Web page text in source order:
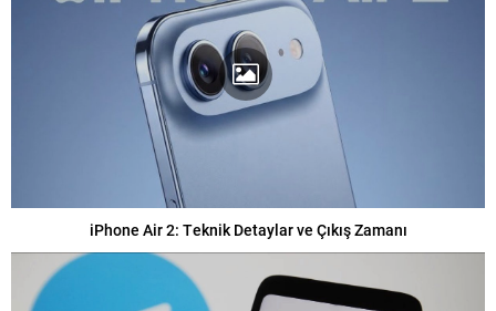
iPhone Air 2: Teknik Detaylar ve Çıkış Zamanı